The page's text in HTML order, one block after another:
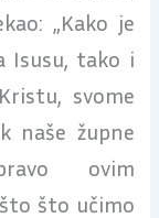
„Kako je
Isusu, tako i
svome
naše župne
ovim
što učimo